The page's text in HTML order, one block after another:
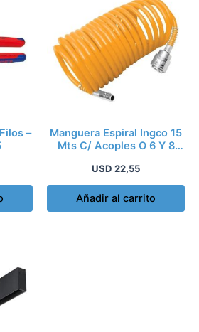
–
Manguera Espiral Ingco 15
Mts C/ Acoples O 6 Y 8
USD 22,55
Añadir al carrito